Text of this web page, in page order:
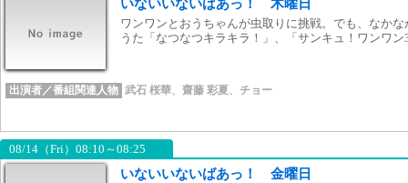
いないいないばあっ！ 木曜日
ワンワンとおうちゃんが虫取りに挑戦。でも、なか
うた「なつなつキラキラ！」、「サンキュ！ワンワ
出演者／番組関連人物 武石 桜華、 齋藤 彩夏 、 チョー
08/14（Fri）08:10～08:25
いないいないばあっ！ 金曜日